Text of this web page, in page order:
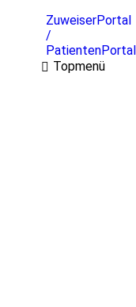
ZuweiserPortal
/
PatientenPortal
Topmenü